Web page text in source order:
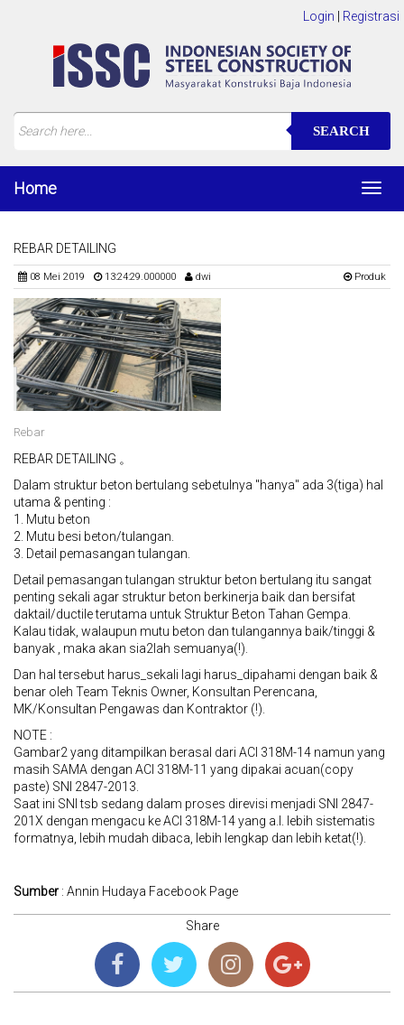
Login Registrasi
SEARCH
Home
REBAR DETAILING
08 Mei 2019 13:24:29.000000 dwi Produk
Rebar
REBAR DETAILING 。
Dalam struktur beton bertulang sebetulnya "hanya" ada 3(tiga) hal
utama & penting :
1. Mutu beton
2. Mutu besi beton/tulangan.
3. Detail pemasangan tulangan.
Detail pemasangan tulangan struktur beton bertulang itu sangat
penting sekali agar struktur beton berkinerja baik dan bersifat
daktail/ductile terutama untuk Struktur Beton Tahan Gempa.
Kalau tidak, walaupun mutu beton dan tulangannya baik/tinggi &
banyak , maka akan sia2lah semuanya(!).
Dan hal tersebut harus_sekali lagi harus_dipahami dengan baik &
benar oleh Team Teknis Owner, Konsultan Perencana,
MK/Konsultan Pengawas dan Kontraktor (!).
NOTE :
Gambar2 yang ditampilkan berasal dari ACI 318M-14 namun yang
masih SAMA dengan ACI 318M-11 yang dipakai acuan(copy
paste) SNI 2847-2013.
Saat ini SNI tsb sedang dalam proses direvisi menjadi SNI 2847-
201X dengan mengacu ke ACI 318M-14 yang a.l. lebih sistematis
formatnya, lebih mudah dibaca, lebih lengkap dan lebih ketat(!).
Sumber : Annin Hudaya Facebook Page
Share